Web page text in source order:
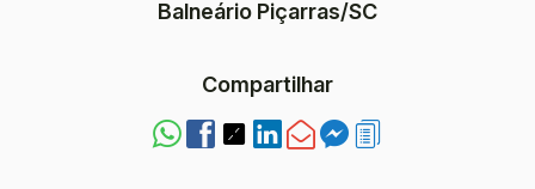
Balneário Piçarras/SC
Compartilhar